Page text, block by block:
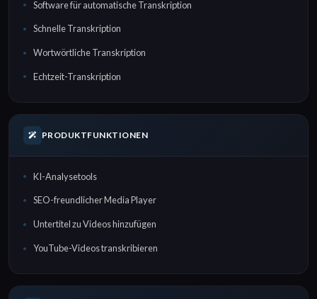
Software für automatische Transkription
Schnelle Transkription
Wortwörtliche Transkription
Echtzeit-Transkription
PRODUKTFUNKTIONEN
KI-Analysetools
SEO-freundlicher Media Player
Untertitel zu Videos hinzufügen
YouTube-Videos transkribieren